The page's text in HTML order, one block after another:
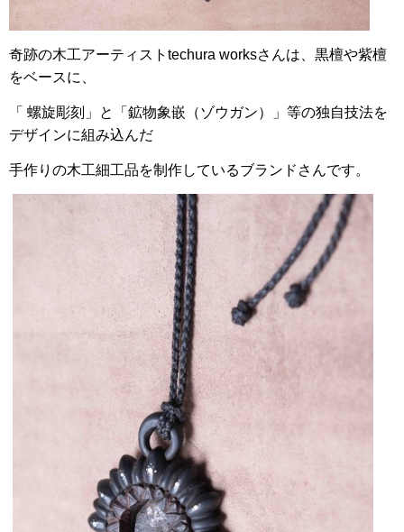
奇跡の木工アーティスト techura worksさんは、 黒檀や紫檀
をベースに、
「 螺旋彫刻」と「鉱物象嵌（ゾウガン）」等の独自技法を
デザインに組み込んだ
手作りの木工細工品を制作しているブランドさんです。